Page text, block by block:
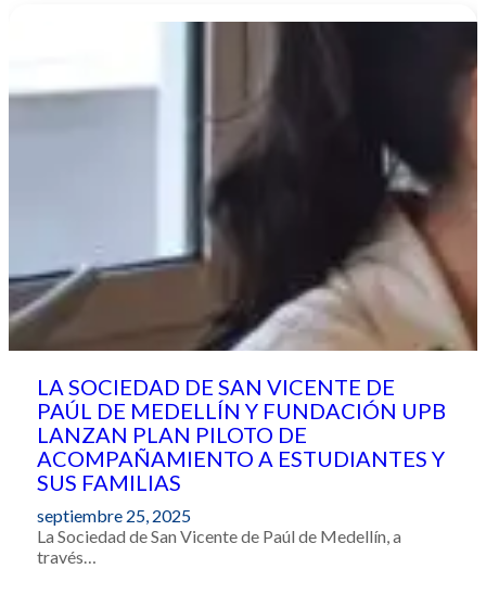
LA SOCIEDAD DE SAN VICENTE DE
PAÚL DE MEDELLÍN Y FUNDACIÓN UPB
LANZAN PLAN PILOTO DE
ACOMPAÑAMIENTO A ESTUDIANTES Y
SUS FAMILIAS
septiembre 25, 2025
La Sociedad de San Vicente de Paúl de Medellín, a
través…